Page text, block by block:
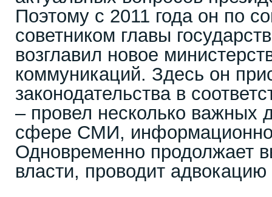
Поэтому с 2011 года он по
советником главы
возглавил новое
коммуникаций. Здесь он
законодательства в
– провел несколько важных
сфере СМИ,
Одновременно продолжает
власти, проводит адвокацию